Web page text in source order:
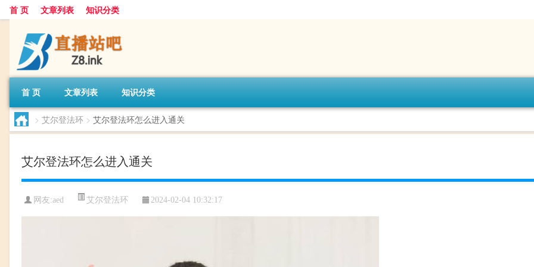
首 页 文章列表 知识分类
首 页 文章列表 知识分类
> 艾尔登法环 > 艾尔登法环怎么进入通关
艾尔登法环怎么进入通关
网友:aed 艾尔登法环 2024-02-04 10:32:17